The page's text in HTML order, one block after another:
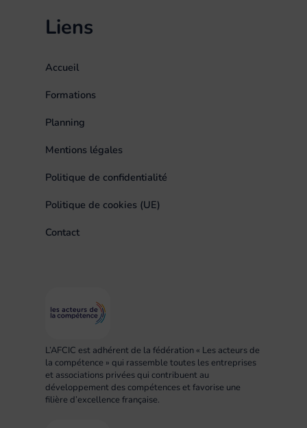
Liens
Accueil
Formations
Planning
Mentions légales
Politique de confidentialité
Politique de cookies (UE)
Contact
L’AFCIC est adhérent de la fédération « Les acteurs de
la compétence » qui rassemble toutes les entreprises
et associations privées qui contribuent au
développement des compétences et favorise une
filière d’excellence française.